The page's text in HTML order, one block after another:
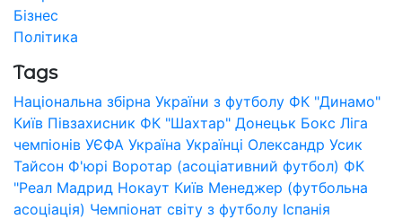
Бізнес
Політика
Tags
Національна збірна України з футболу ФК "Динамо"
Київ Півзахисник ФК "Шахтар" Донецьк Бокс Ліга
чемпіонів УЄФА Україна Українці Олександр Усик
Тайсон Ф'юрі Воротар (асоціативний футбол) ФК
"Реал Мадрид Нокаут Київ Менеджер (футбольна
асоціація) Чемпіонат світу з футболу Іспанія